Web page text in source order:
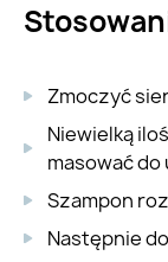
Zmoczyć
Niewielką
masować do
Szampon
Następnie